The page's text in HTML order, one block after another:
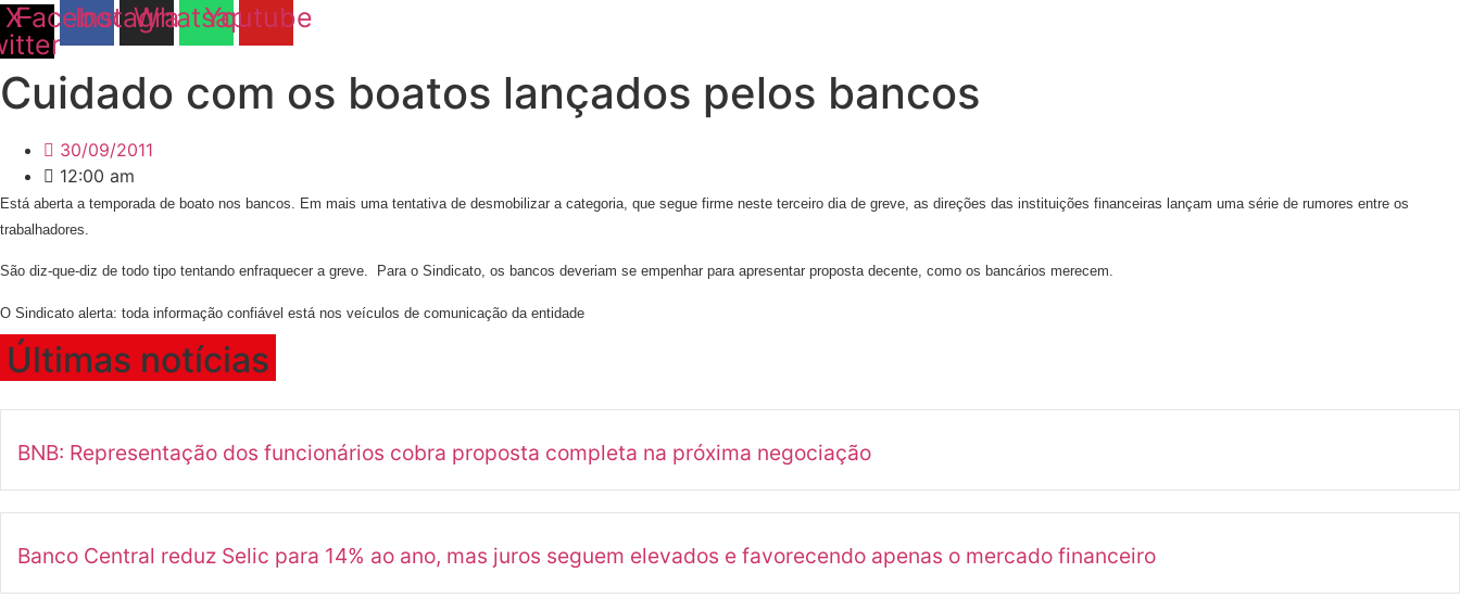
X-
Facebook
Instagram
Whatsapp
Youtube
Cuidado com os boatos lançados pelos bancos
30/09/2011
12:00 am
Está aberta a temporada de boato nos bancos. Em mais uma tentativa de desmobilizar a categoria, que segue firme neste terceiro dia de greve, as direções das instituições financeiras lançam uma série de rumores entre os
trabalhadores.
São diz-que-diz de todo tipo tentando enfraquecer a greve. Para o Sindicato, os bancos deveriam se empenhar para apresentar proposta decente, como os bancários merecem.
O Sindicato alerta: toda informação confiável está nos veículos de comunicação da entidade
Últimas notícias
BNB: Representação dos funcionários cobra proposta completa na próxima negociação
Banco Central reduz Selic para 14% ao ano, mas juros seguem elevados e favorecendo apenas o mercado financeiro